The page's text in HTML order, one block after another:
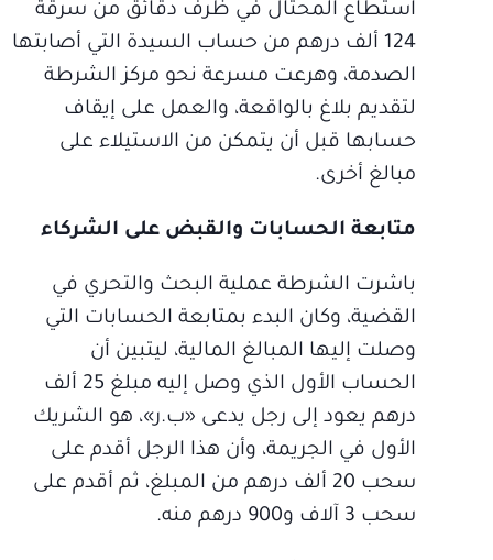
استطاع المحتال في ظرف دقائق من سرقة
124 ألف درهم من حساب السيدة التي أصابتها
الصدمة، وهرعت مسرعة نحو مركز الشرطة
لتقديم بلاغ بالواقعة، والعمل على إيقاف
حسابها قبل أن يتمكن من الاستيلاء على
مبالغ أخرى.
متابعة الحسابات والقبض على الشركاء
باشرت الشرطة عملية البحث والتحري في
القضية، وكان البدء بمتابعة الحسابات التي
وصلت إليها المبالغ المالية، ليتبين أن
الحساب الأول الذي وصل إليه مبلغ 25 ألف
درهم يعود إلى رجل يدعى «ب.ر»، هو الشريك
الأول في الجريمة، وأن هذا الرجل أقدم على
سحب 20 ألف درهم من المبلغ، ثم أقدم على
سحب 3 آلاف و900 درهم منه.